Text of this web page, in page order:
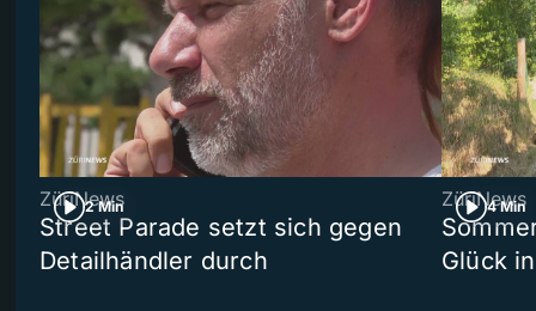
2 Min
ZüriNews
Street Parade setzt sich gegen
Detailhändler durch
4 Min
ZüriNews
Glück